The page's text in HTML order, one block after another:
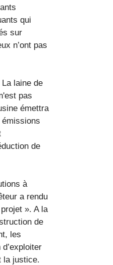
qui
sur
n’ont pas
laine de
pas
émettra
de
à
a rendu
». A la
de
les
la justice.